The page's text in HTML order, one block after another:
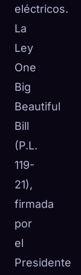
eléctricos.
La
Ley
One
Big
Beautiful
Bill
(P.L.
119-
21),
firmada
por
el
Presidente